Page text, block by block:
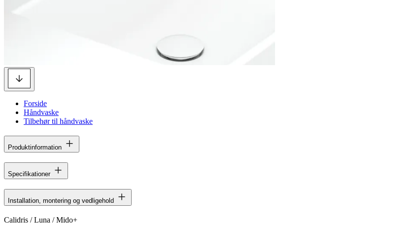
Forside
Håndvaske
Tilbehør til håndvaske
Produktinformation
Specifikationer
Installation, montering og vedligehold
Calidris / Luna / Mido+